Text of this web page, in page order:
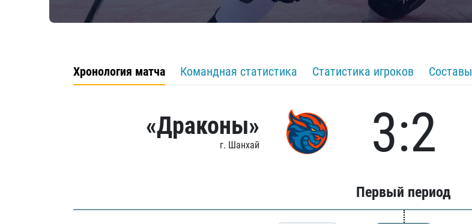
Хронология матча Командная статистика Статистика игроков Составы
«Драконы»
г. Шанхай 3:2
Первый период